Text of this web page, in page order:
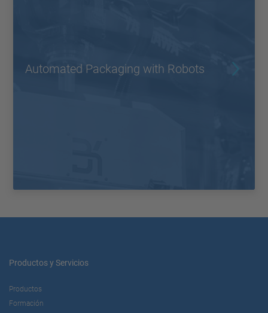
Automated Packaging with Robots
Productos y Servicios
Productos
Formación